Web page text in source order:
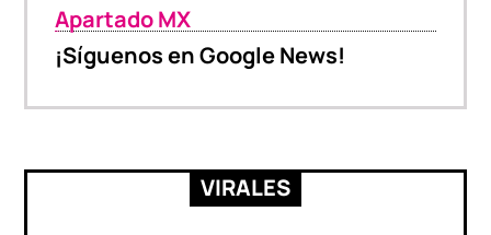
Apartado MX
¡Síguenos en Google News!
VIRALES